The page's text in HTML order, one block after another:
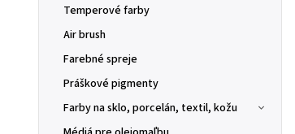
Temperové farby
Air brush
Farebné spreje
Práškové pigmenty
Farby na sklo, porcelán, textil, kožu